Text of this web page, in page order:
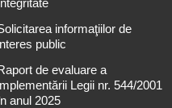
informaţiilor de
public
de evaluare a
Legii nr. 544/2001
anul 2025